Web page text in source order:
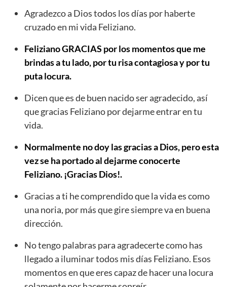
Agradezco a Dios todos los días por haberte
cruzado en mi vida Feliziano.
Feliziano GRACIAS por los momentos que me
brindas a tu lado, por tu risa contagiosa y por tu
puta locura.
Dicen que es de buen nacido ser agradecido, así
que gracias Feliziano por dejarme entrar en tu
vida.
Normalmente no doy las gracias a Dios, pero esta
vez se ha portado al dejarme conocerte
Feliziano. ¡Gracias Dios!.
Gracias a ti he comprendido que la vida es como
una noria, por más que gire siempre va en buena
dirección.
No tengo palabras para agradecerte como has
llegado a iluminar todos mis días Feliziano. Esos
momentos en que eres capaz de hacer una locura